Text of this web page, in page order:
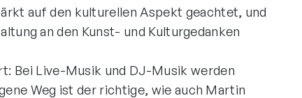
auf den kulturellen Aspekt geachtet, und
an den Kunst- und Kulturgedanken
Bei Live-Musik und DJ-Musik werden
Weg ist der richtige, wie auch Martin